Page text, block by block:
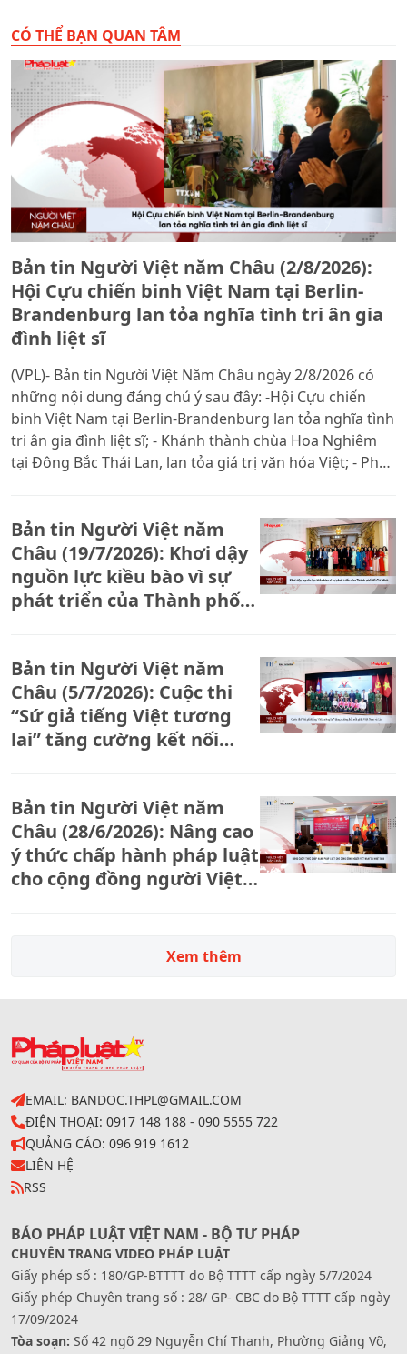
CÓ THỂ BẠN QUAN TÂM
Bản tin Người Việt năm Châu (2/8/2026):
Hội Cựu chiến binh Việt Nam tại Berlin-
Brandenburg lan tỏa nghĩa tình tri ân gia
đình liệt sĩ
(VPL)- Bản tin Người Việt Năm Châu ngày 2/8/2026 có
những nội dung đáng chú ý sau đây: -Hội Cựu chiến
binh Việt Nam tại Berlin-Brandenburg lan tỏa nghĩa tình
tri ân gia đình liệt sĩ; - Khánh thành chùa Hoa Nghiêm
tại Đông Bắc Thái Lan, lan tỏa giá trị văn hóa Việt; - Phó
Bản tin Người Việt năm
Châu (19/7/2026): Khơi dậy
nguồn lực kiều bào vì sự
phát triển của Thành phố
Bản tin Người Việt năm
Châu (5/7/2026): Cuộc thi
“Sứ giả tiếng Việt tương
lai” tăng cường kết nối
Bản tin Người Việt năm
Châu (28/6/2026): Nâng cao
ý thức chấp hành pháp luật
cho cộng đồng người Việt
Xem thêm
EMAIL: BANDOC.THPL@GMAIL.COM
ĐIỆN THOẠI: 0917 148 188 - 090 5555 722
QUẢNG CÁO: 096 919 1612
LIÊN HỆ
RSS
BÁO PHÁP LUẬT VIỆT NAM - BỘ TƯ PHÁP
CHUYÊN TRANG VIDEO PHÁP LUẬT
Giấy phép số : 180/GP-BTTTT do Bộ TTTT cấp ngày 5/7/2024
Giấy phép Chuyên trang số : 28/ GP- CBC do Bộ TTTT cấp ngày
17/09/2024
Tòa soạn: Số 42 ngõ 29 Nguyễn Chí Thanh, Phường Giảng Võ,